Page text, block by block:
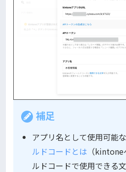
補足
アプリ名として使用可能
ルドコードとは （
ルドコードで使用できる